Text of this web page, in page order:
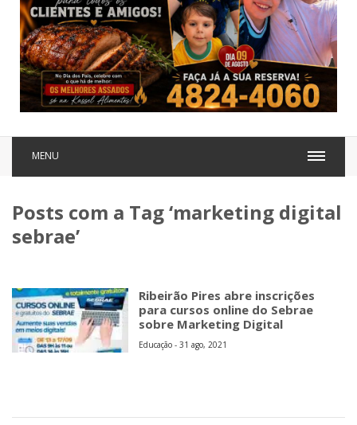
MENU
Posts com a Tag ‘marketing digital
sebrae’
Ribeirão Pires abre inscrições
para cursos online do Sebrae
sobre Marketing Digital
Educação - 31 ago, 2021